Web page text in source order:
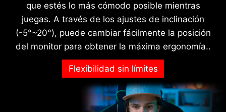
que estés lo más cómodo posible mientras
juegas. A través de los ajustes de inclinación
(-5°~20°), puede cambiar fácilmente la posición
del monitor para obtener la máxima ergonomía..
Flexibilidad sin límites